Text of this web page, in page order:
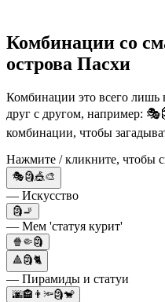
Комбинации со
острова Пасхи
Комбинации это всего лишь
друг с другом, например:
комбинации, чтобы
Нажмите / кликните, чтобы
🎭🗿🎪🎨
— Искусство
🗿🚬
— Мем 'статуя курит'
🍿🤏🗿
🔺🗿🐈
— Пирамиды и статуи
🌆🏤👨🔦🗿🐒